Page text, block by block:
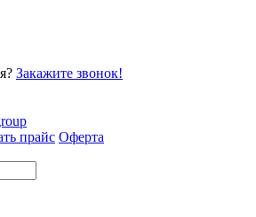
Закажите звонок!
прайс Оферта